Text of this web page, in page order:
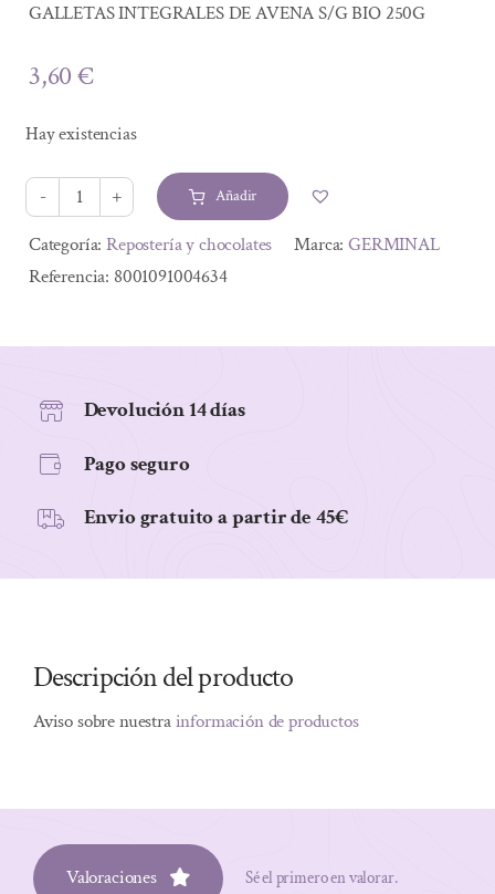
GALLETAS INTEGRALES DE AVENA S/G BIO 250G
3,60€
Hay existencias
GALLETAS
INTEGRALES
DE
250G
Añadir
Alternative:
Categoría:Repostería y chocolates Marca:GERMINAL
Referencia: 8001091004634
Devolución 14 días
Pago seguro
Envio gratuito a partir de 45€
Descripción del producto
Aviso sobre nuestrainformación de productos
Valoraciones Sé el primero en valorar.